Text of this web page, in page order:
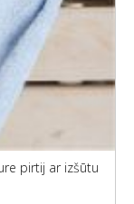
pirtij ar izšūtu